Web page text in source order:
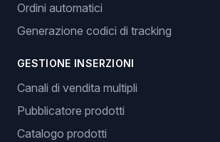
Ordini automatici
Generazione codici di tracking
GESTIONE INSERZIONI
Canali di vendita multipli
Pubblicatore prodotti
Catalogo prodotti